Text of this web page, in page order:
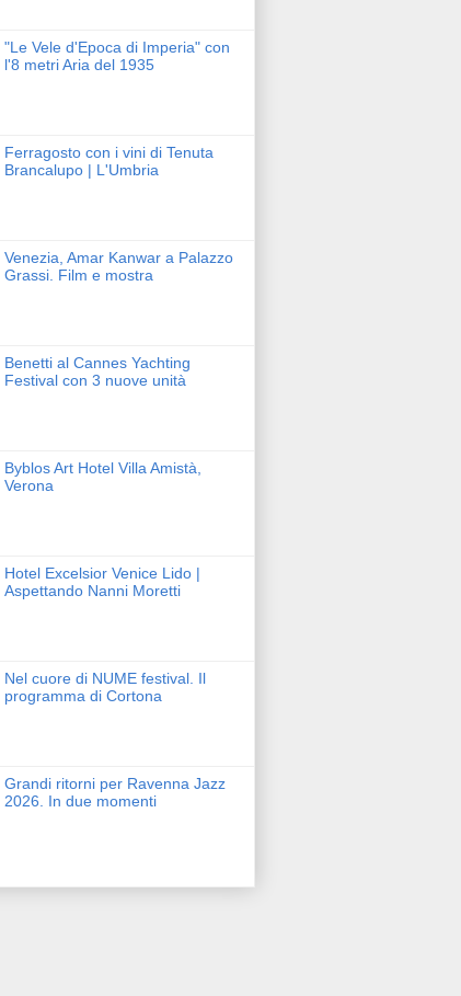
"Le Vele d'Epoca di Imperia" con
l'8 metri Aria del 1935
Ferragosto con i vini di Tenuta
Brancalupo | L'Umbria
Venezia, Amar Kanwar a Palazzo
Grassi. Film e mostra
Benetti al Cannes Yachting
Festival con 3 nuove unità
Byblos Art Hotel Villa Amistà,
Verona
Hotel Excelsior Venice Lido |
Aspettando Nanni Moretti
Nel cuore di NUME festival. Il
programma di Cortona
Grandi ritorni per Ravenna Jazz
2026. In due momenti